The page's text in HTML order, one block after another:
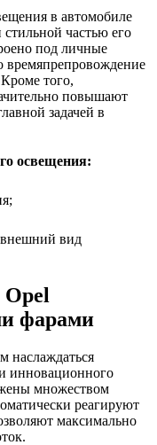
в автомобиле
частью его
под личные
времяпрепровождение
того,
повышают
задачей в
освещения:
вид
Opel
фарами
наслаждаться
инновационного
множеством
реагируют
максимально